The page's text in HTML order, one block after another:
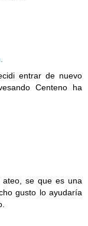
entrar de nuevo
Centeno ha
ateo, se que es una
gusto lo ayudaría